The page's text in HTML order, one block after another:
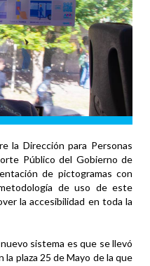
la Dirección para Personas
Público del Gobierno de
de pictogramas con
de uso de este
la accesibilidad en toda la
sistema es que se llevó
plaza 25 de Mayo de la que